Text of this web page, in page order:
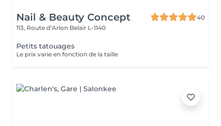
Nail & Beauty Concept
40
113, Route d’Arlon Belair L-1140
Petits tatouages
Le prix varie en fonction de la taille